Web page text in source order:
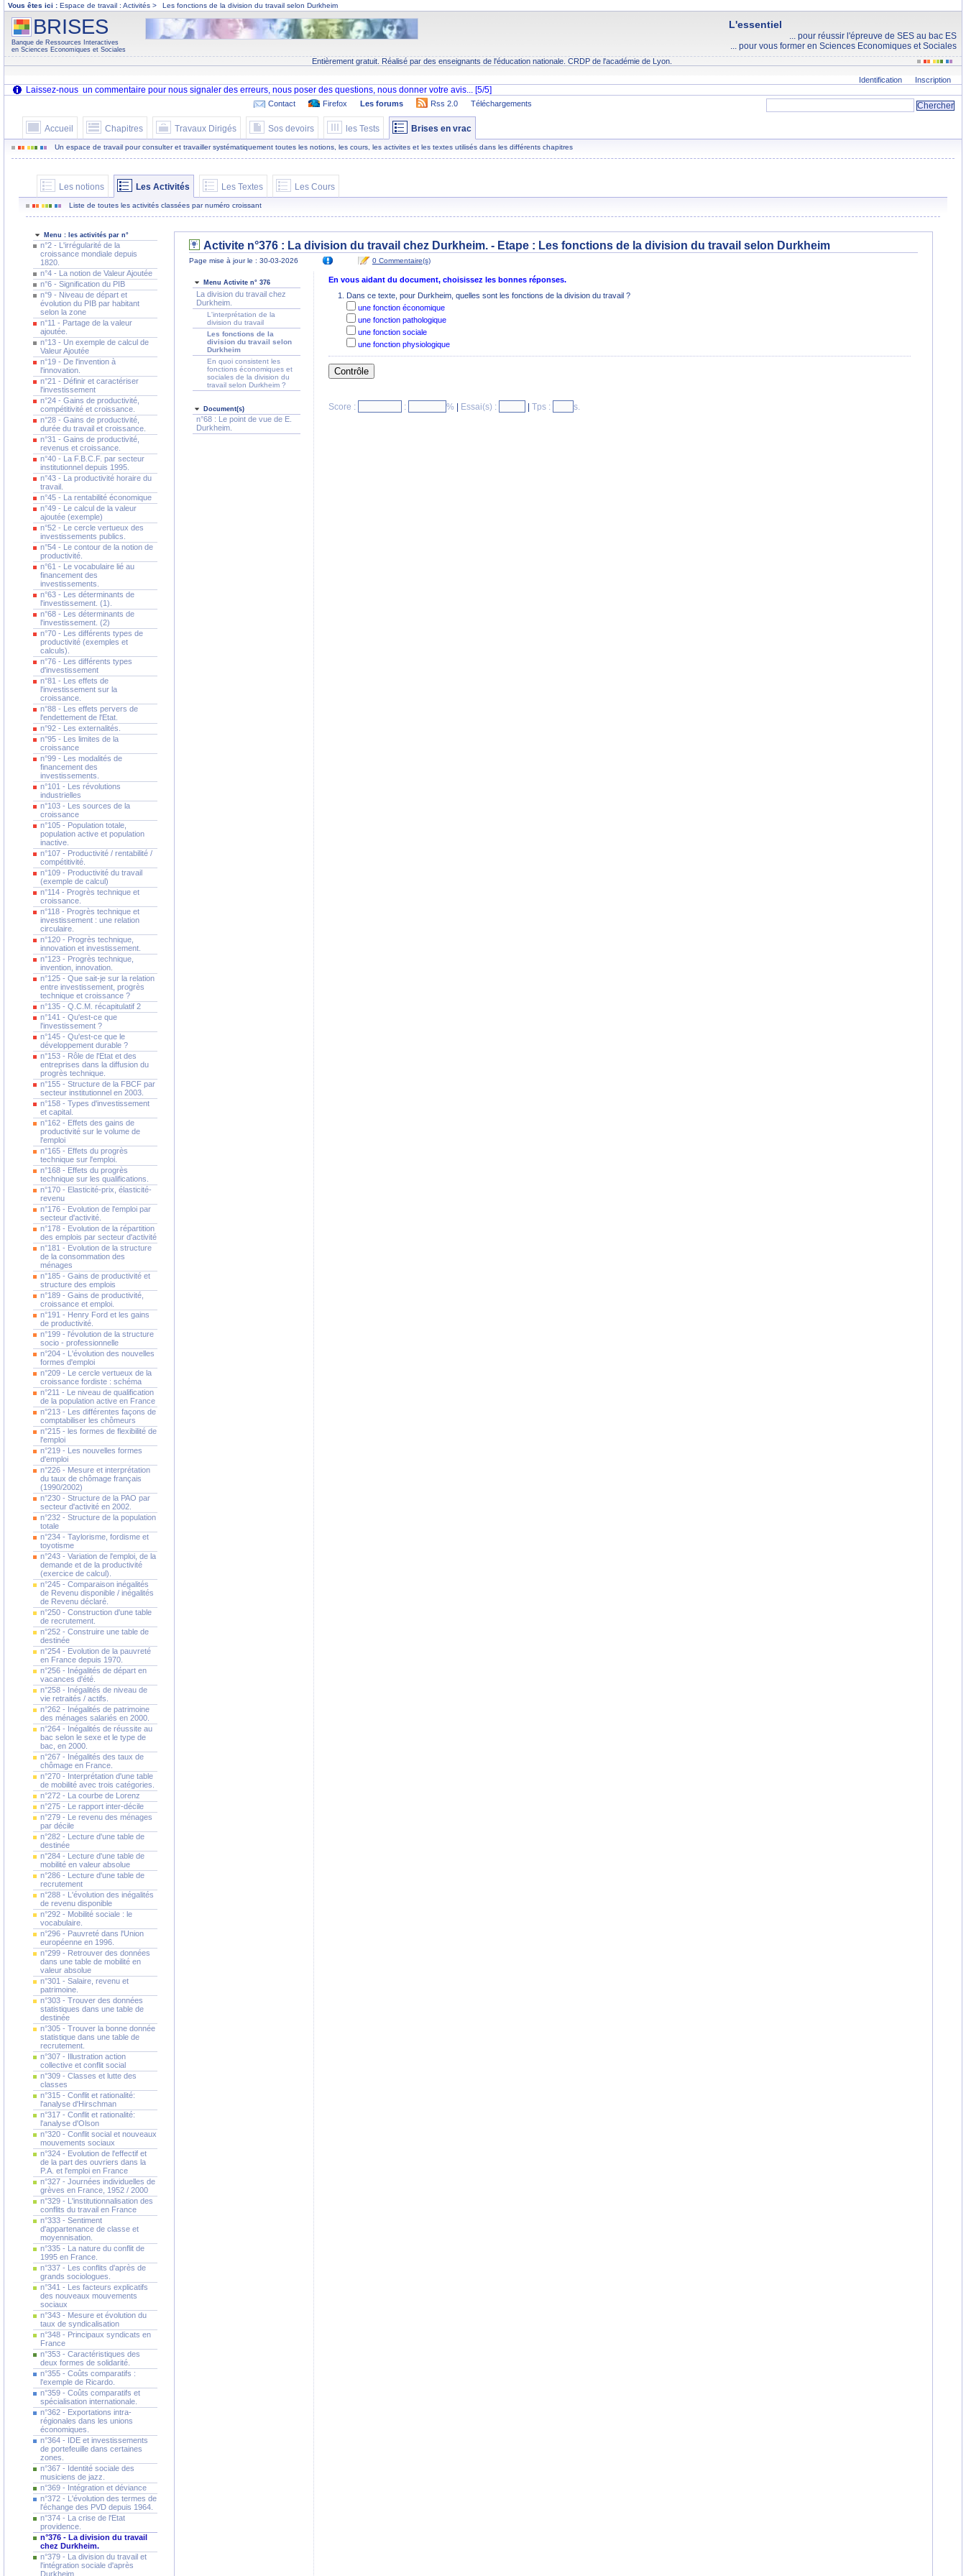
Vous êtes ici : Espace de travail : Activités > Les fonctions de la division du travail selon Durkheim
L'essentiel
... pour réussir l'épreuve de SES au bac ES
... pour vous former en Sciences Economiques et Sociales
BRISES
Banque de Ressources Interactives
en Sciences Economiques et Sociales
Entièrement gratuit. Réalisé par des enseignants de l'éducation nationale. CRDP de l'académie de Lyon.
Identification Inscription
Contact Firefox Les forums Rss 2.0 Téléchargements
Accueil Chapitres Travaux Dirigés Sos devoirs les Tests Brises en vrac
Un espace de travail pour consulter et travailler systématiquement toutes les notions, les cours, les activites et les textes utilisés dans les différents chapitres
Les notions Les Activités Les Textes Les Cours
Liste de toutes les activités classées par numéro croissant
Menu : les activités par n°
n°2 - L'irrégularité de la
croissance mondiale depuis
1820.
n°4 - La notion de Valeur Ajoutée
n°6 - Signification du PIB
n°9 - Niveau de départ et
évolution du PIB par habitant
selon la zone
n°11 - Partage de la valeur
ajoutée.
n°13 - Un exemple de calcul de
Valeur Ajoutée
n°19 - De l'invention à
l'innovation.
n°21 - Définir et caractériser
l'investissement
n°24 - Gains de productivité,
compétitivité et croissance.
n°28 - Gains de productivité,
durée du travail et croissance.
n°31 - Gains de productivité,
revenus et croissance.
n°40 - La F.B.C.F. par secteur
institutionnel depuis 1995.
n°43 - La productivité horaire du
travail.
n°45 - La rentabilité économique
n°49 - Le calcul de la valeur
ajoutée (exemple)
n°52 - Le cercle vertueux des
investissements publics.
n°54 - Le contour de la notion de
productivité.
n°61 - Le vocabulaire lié au
financement des
investissements.
n°63 - Les déterminants de
l'investissement. (1).
n°68 - Les déterminants de
l'investissement. (2)
n°70 - Les différents types de
productivité (exemples et
calculs).
n°76 - Les différents types
d'investissement
n°81 - Les effets de
l'investissement sur la
croissance.
n°88 - Les effets pervers de
l'endettement de l'Etat.
n°92 - Les externalités.
n°95 - Les limites de la
croissance
n°99 - Les modalités de
financement des
investissements.
n°101 - Les révolutions
industrielles
n°103 - Les sources de la
croissance
n°105 - Population totale,
population active et population
inactive.
n°107 - Productivité / rentabilité /
compétitivité.
n°109 - Productivité du travail
(exemple de calcul)
n°114 - Progrès technique et
croissance.
n°118 - Progrès technique et
investissement : une relation
circulaire.
n°120 - Progrès technique,
innovation et investissement.
n°123 - Progrès technique,
invention, innovation.
n°125 - Que sait-je sur la relation
entre investissement, progrès
technique et croissance ?
n°135 - Q.C.M. récapitulatif 2
n°141 - Qu'est-ce que
l'investissement ?
n°145 - Qu'est-ce que le
développement durable ?
n°153 - Rôle de l'Etat et des
entreprises dans la diffusion du
progrès technique.
n°155 - Structure de la FBCF par
secteur institutionnel en 2003.
n°158 - Types d'investissement
et capital.
n°162 - Effets des gains de
productivité sur le volume de
l'emploi
n°165 - Effets du progrès
technique sur l'emploi.
n°168 - Effets du progrès
technique sur les qualifications.
n°170 - Elasticité-prix, élasticité-
revenu
n°176 - Evolution de l'emploi par
secteur d'activité.
n°178 - Evolution de la répartition
des emplois par secteur d'activité
n°181 - Evolution de la structure
de la consommation des
ménages
n°185 - Gains de productivité et
structure des emplois
n°189 - Gains de productivité,
croissance et emploi.
n°191 - Henry Ford et les gains
de productivité.
n°199 - l'évolution de la structure
socio - professionnelle
n°204 - L'évolution des nouvelles
formes d'emploi
n°209 - Le cercle vertueux de la
croissance fordiste : schéma
n°211 - Le niveau de qualification
de la population active en France
n°213 - Les différentes façons de
comptabiliser les chômeurs
n°215 - les formes de flexibilité de
l'emploi
n°219 - Les nouvelles formes
d'emploi
n°226 - Mesure et interprétation
du taux de chômage français
(1990/2002)
n°230 - Structure de la PAO par
secteur d'activité en 2002.
n°232 - Structure de la population
totale
n°234 - Taylorisme, fordisme et
toyotisme
n°243 - Variation de l'emploi, de la
demande et de la productivité
(exercice de calcul).
n°245 - Comparaison inégalités
de Revenu disponible / inégalités
de Revenu déclaré.
n°250 - Construction d'une table
de recrutement.
n°252 - Construire une table de
destinée
n°254 - Evolution de la pauvreté
en France depuis 1970.
n°256 - Inégalités de départ en
vacances d'été.
n°258 - Inégalités de niveau de
vie retraités / actifs.
n°262 - Inégalités de patrimoine
des ménages salariés en 2000.
n°264 - Inégalités de réussite au
bac selon le sexe et le type de
bac, en 2000.
n°267 - Inégalités des taux de
chômage en France.
n°270 - Interprétation d'une table
de mobilité avec trois catégories.
n°272 - La courbe de Lorenz
n°275 - Le rapport inter-décile
n°279 - Le revenu des ménages
par décile
n°282 - Lecture d'une table de
destinée
n°284 - Lecture d'une table de
mobilité en valeur absolue
n°286 - Lecture d'une table de
recrutement
n°288 - L'évolution des inégalités
de revenu disponible
n°292 - Mobilité sociale : le
vocabulaire.
n°296 - Pauvreté dans l'Union
européenne en 1996.
n°299 - Retrouver des données
dans une table de mobilité en
valeur absolue
n°301 - Salaire, revenu et
patrimoine.
n°303 - Trouver des données
statistiques dans une table de
destinée
n°305 - Trouver la bonne donnée
statistique dans une table de
recrutement.
n°307 - Illustration action
collective et conflit social
n°309 - Classes et lutte des
classes
n°315 - Conflit et rationalité:
l'analyse d'Hirschman
n°317 - Conflit et rationalité:
l'analyse d'Olson
n°320 - Conflit social et nouveaux
mouvements sociaux
n°324 - Evolution de l'effectif et
de la part des ouvriers dans la
P.A. et l'emploi en France
n°327 - Journées individuelles de
grèves en France, 1952 / 2000
n°329 - L'institutionnalisation des
conflits du travail en France
n°333 - Sentiment
d'appartenance de classe et
moyennisation.
n°335 - La nature du conflit de
1995 en France.
n°337 - Les conflits d'après de
grands sociologues.
n°341 - Les facteurs explicatifs
des nouveaux mouvements
sociaux
n°343 - Mesure et évolution du
taux de syndicalisation
n°348 - Principaux syndicats en
France
n°353 - Caractéristiques des
deux formes de solidarité.
n°355 - Coûts comparatifs :
l'exemple de Ricardo.
n°359 - Coûts comparatifs et
spécialisation internationale.
n°362 - Exportations intra-
régionales dans les unions
économiques.
n°364 - IDE et investissements
de portefeuille dans certaines
zones.
n°367 - Identité sociale des
musiciens de jazz.
n°369 - Intégration et déviance
n°372 - L'évolution des termes de
l'échange des PVD depuis 1964.
n°374 - La crise de l'Etat
providence.
n°376 - La division du travail
chez Durkheim.
n°379 - La division du travail et
l'intégration sociale d'après
Durkheim.
Activite n°376 : La division du travail chez Durkheim. - Etape : Les fonctions de la division du travail selon Durkheim
Page mise à jour le : 30-03-2026 0 Commentaire(s)
Menu Activite n° 376
La division du travail chez
Durkheim.
L'interprétation de la
division du travail
Les fonctions de la
division du travail selon
Durkheim
En quoi consistent les
fonctions économiques et
sociales de la division du
travail selon Durkheim ?
Document(s)
n°68 : Le point de vue de E.
Durkheim.
En vous aidant du document, choisissez les bonnes réponses.
Dans ce texte, pour Durkheim, quelles sont les fonctions de la division du travail ?
une fonction économique
une fonction pathologique
une fonction sociale
une fonction physiologique
Score : : % Essai(s) : Tps : s.